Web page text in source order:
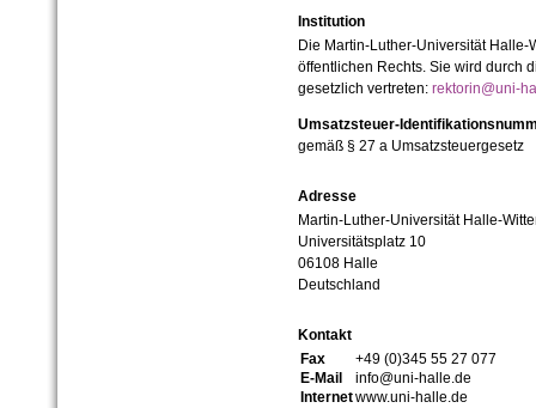
Institution
Die Martin-Luther-Universität
öffentlichen Rechts. Sie wird durch
gesetzlich vertreten: rektorin@uni-
Umsatzsteuer-
gemäß § 27 a Umsatzsteuergesetz
Adresse
Martin-Luther-Universität Halle-
Universitätsplatz 10
06108 Halle
Deutschland
Kontakt
Fax
+49 (0)345 55 27 077
E-Mail
info@uni-halle.de
Internetwww.uni-halle.de